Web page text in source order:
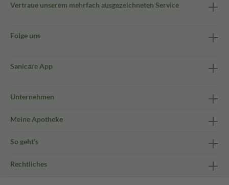
Vertraue unserem mehrfach ausgezeichneten Service
Folge uns
Sanicare App
Unternehmen
Meine Apotheke
So geht's
Rechtliches